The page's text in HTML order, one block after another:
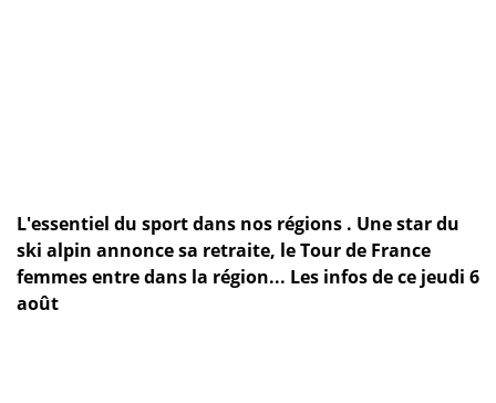
L'essentiel du sport dans nos régions . Une star du
ski alpin annonce sa retraite, le Tour de France
femmes entre dans la région... Les infos de ce jeudi 6
août